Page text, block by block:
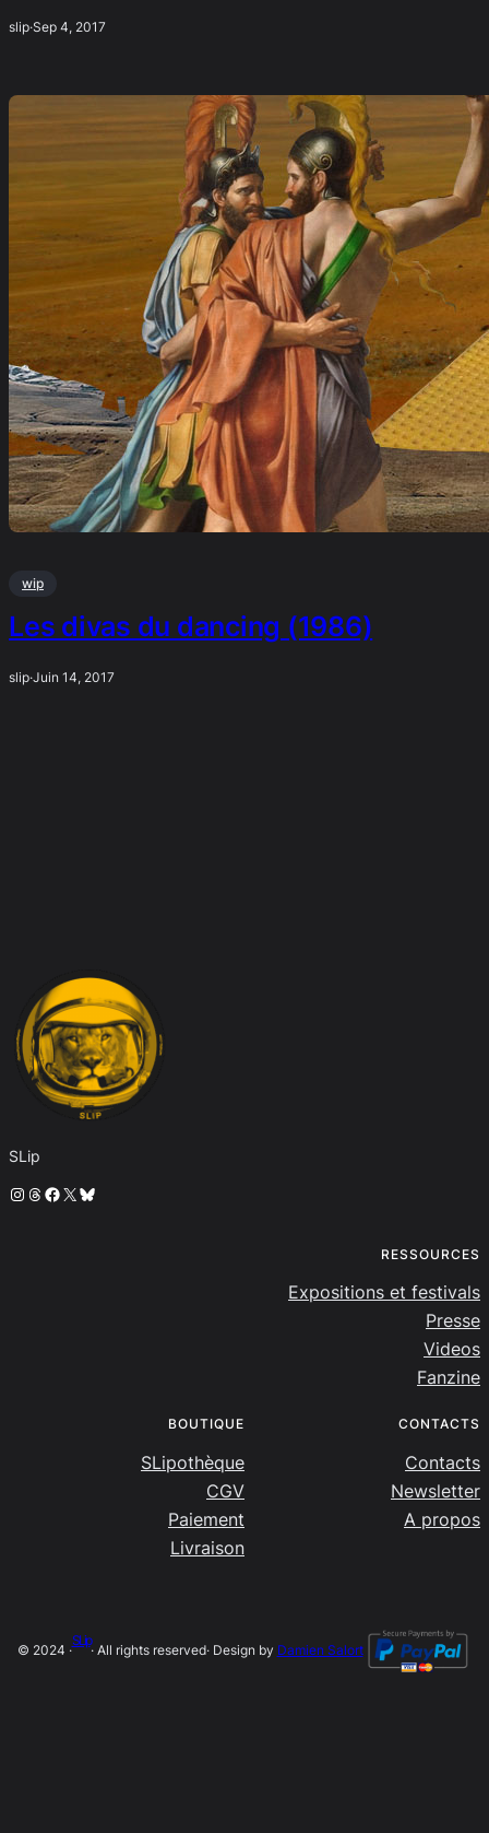
slip·Sep 4, 2017
wip
Les divas du dancing (1986)
slip·Juin 14, 2017
SLip
Instagram
Threads
Facebook
X Bluesky
RESSOURCES
Expositions et festivals
Presse
Videos
Fanzine
BOUTIQUE
SLipothèque
CGV
Paiement
Livraison
CONTACTS
Contacts
Newsletter
A propos
© 2024 ·
SLip
· All rights reserved· Design by Damien Salort